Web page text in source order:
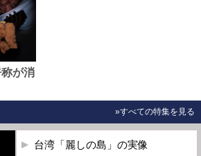
称が消
»すべての特集を見る
台湾「麗しの島」の実像